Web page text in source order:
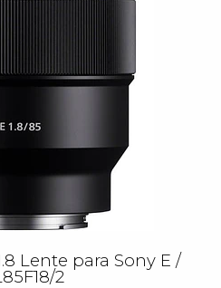
Lente para Sony E /
2